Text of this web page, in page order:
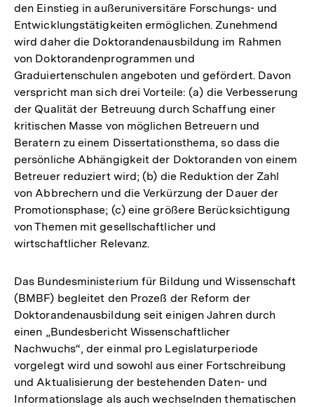
den Einstieg in außeruniversitäre Forschungs- und
Entwicklungstätigkeiten ermöglichen. Zunehmend
wird daher die Doktorandenausbildung im Rahmen
von Doktorandenprogrammen und
Graduiertenschulen angeboten und gefördert. Davon
verspricht man sich drei Vorteile: (a) die Verbesserung
der Qualität der Betreuung durch Schaffung einer
kritischen Masse von möglichen Betreuern und
Beratern zu einem Dissertationsthema, so dass die
persönliche Abhängigkeit der Doktoranden von einem
Betreuer reduziert wird; (b) die Reduktion der Zahl
von Abbrechern und die Verkürzung der Dauer der
Promotionsphase; (c) eine größere Berücksichtigung
von Themen mit gesellschaftlicher und
wirtschaftlicher Relevanz.
Das Bundesministerium für Bildung und Wissenschaft
(BMBF) begleitet den Prozeß der Reform der
Doktorandenausbildung seit einigen Jahren durch
einen „Bundesbericht Wissenschaftlicher
Nachwuchs“, der einmal pro Legislaturperiode
vorgelegt wird und sowohl aus einer Fortschreibung
und Aktualisierung der bestehenden Daten- und
Informationslage als auch wechselnden thematischen